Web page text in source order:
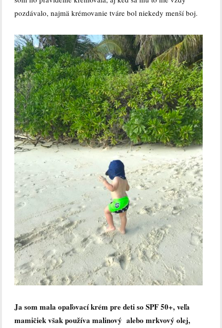
pozdávalo, najmä krémovanie tváre bol niekedy menší boj.
Ja som mala opaľovací krém pre deti so SPF 50+, veľa
mamičiek však používa malinový alebo mrkvový olej,